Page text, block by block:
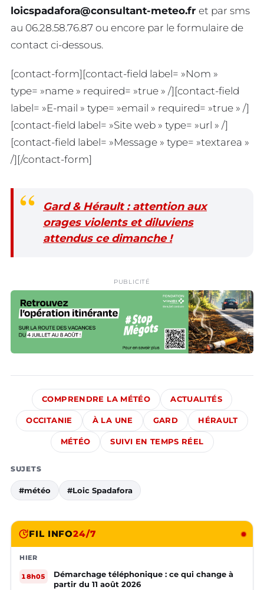
loicspadafora@consultant-meteo.fr et par sms
au 06.28.58.76.87 ou encore par le formulaire de
contact ci-dessous.
[contact-form][contact-field label= »Nom »
type= »name » required= »true » /][contact-field
label= »E-mail » type= »email » required= »true » /]
[contact-field label= »Site web » type= »url » /]
[contact-field label= »Message » type= »textarea »
/][/contact-form]
Gard & Hérault : attention aux
orages violents et diluviens
attendus ce dimanche !
PUBLICITÉ
COMPRENDRE LA MÉTÉO ACTUALITÉS
OCCITANIE À LA UNE GARD HÉRAULT
MÉTÉO SUIVI EN TEMPS RÉEL
SUJETS
#météo #Loic Spadafora
FIL INFO24/7
HIER
18h05
Démarchage téléphonique : ce qui change à
partir du 11 août 2026